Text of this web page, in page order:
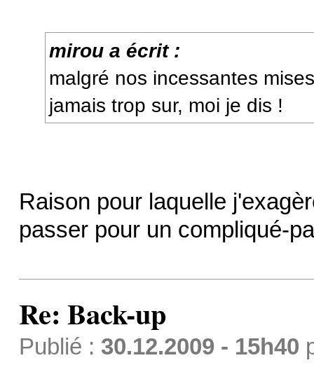
mirou a écrit :
malgré nos incessantes
jamais trop sur, moi je dis !
Raison pour laquelle
passer pour un compliqué-
Re: Back-up
Publié : 30.12.2009 - 15h40